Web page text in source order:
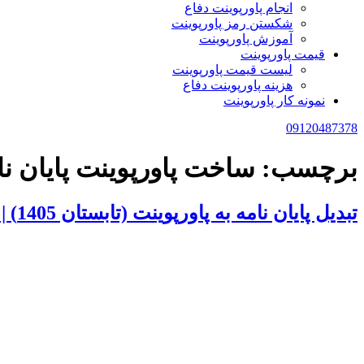
انجام پاورپوینت دفاع
شکستن رمز پاورپوینت
آموزش پاورپوینت
قیمت پاورپوینت
لیست قیمت پاورپوینت
هزینه پاورپوینت دفاع
نمونه کار پاورپوینت
09120487378
برچسب: ساخت پاورپوینت پایان
تبدیل پایان نامه به پاورپوینت (تابستان 1405) | تحویل فوری با تخفیف 20 درصدی